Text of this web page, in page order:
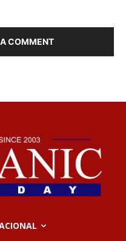
COMMENT